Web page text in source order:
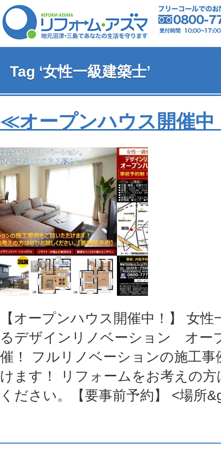
Tag ‘女性一級建築士’
≪オープンハウス開催
【オープンハウス開催中！】 女
るデザインリノベーション オー
催！ フルリノベーションの施工事
けます！ リフォームをお考えの
ください。【要事前予約】 <場所